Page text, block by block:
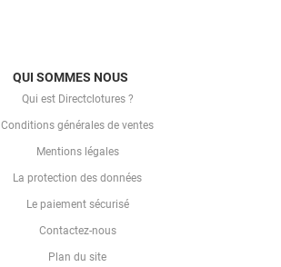
QUI SOMMES NOUS
Qui est Directclotures ?
Conditions générales de ventes
Mentions légales
La protection des données
Le paiement sécurisé
Contactez-nous
Plan du site